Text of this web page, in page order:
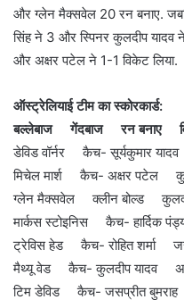
और ग्लेन मैक्सवेल 20 रन बनाए.
सिंह ने 3 और स्पिनर कुलदीप
और अक्षर पटेल ने 1-1 विकेट लिया.
ऑस्ट्रेलियाई टीम का स्कोरकार्ड:
बल्लेबाज गेंदबाज रन बनाए
डेविड वॉर्नर कैच- सूर्यकुमार
मिचेल मार्श कैच- अक्षर
ग्लेन मैक्सवेल क्लीन बोल्ड
मार्कस स्टोइनिस कैच-
ट्रेविस हेड कैच- रोहित
मैथ्यू वेड कैच- कुलदीप यादव
टिम डेविड कैच- जसप्रीत